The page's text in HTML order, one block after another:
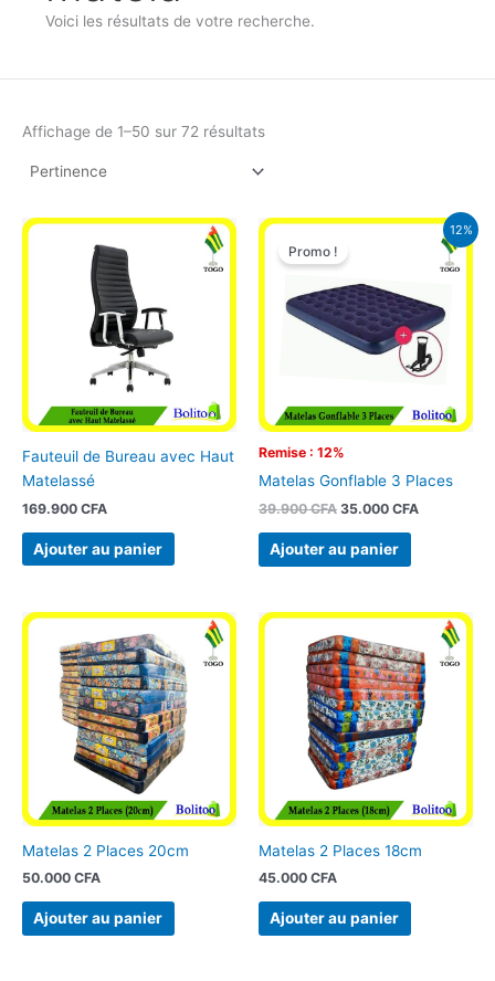
Voici les résultats de votre recherche.
Affichage de 1–50 sur 72 résultats
Fauteuil de Bureau avec Haut
Matelassé
169.900 CFA
Ajouter au panier
12%
Remise : 12%
Promo !
Matelas Gonflable 3 Places
39.900CFA
Le
initial
39.900 CFA.
35.000 CFA
Le
prix
actuel
35.000
Ajouter au panier
Matelas 2 Places 20cm
50.000 CFA
Ajouter au panier
Matelas 2 Places 18cm
45.000 CFA
Ajouter au panier